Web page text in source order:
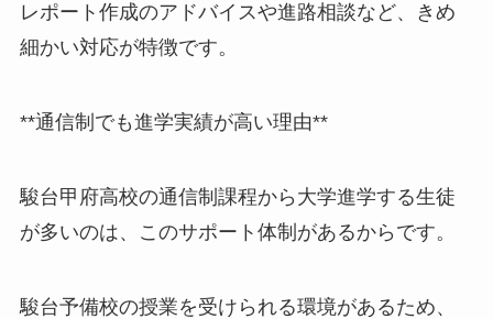
レポート作成のアドバイスや進路相談など、きめ
細かい対応が特徴です。
**通信制でも進学実績が高い理由**
駿台甲府高校の通信制課程から大学進学する生徒
が多いのは、このサポート体制があるからです。
駿台予備校の授業を受けられる環境があるため、